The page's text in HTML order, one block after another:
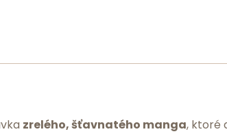
zrelého, šťavnatého manga, ktoré